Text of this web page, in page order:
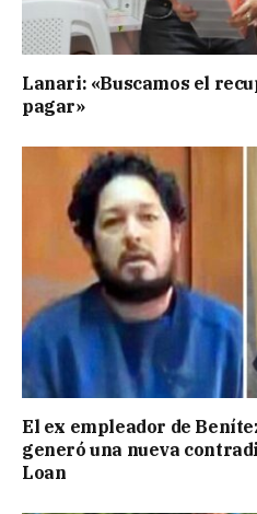
Lanari: «Buscamos el
pagar»
El ex empleador de
generó una nueva
Loan